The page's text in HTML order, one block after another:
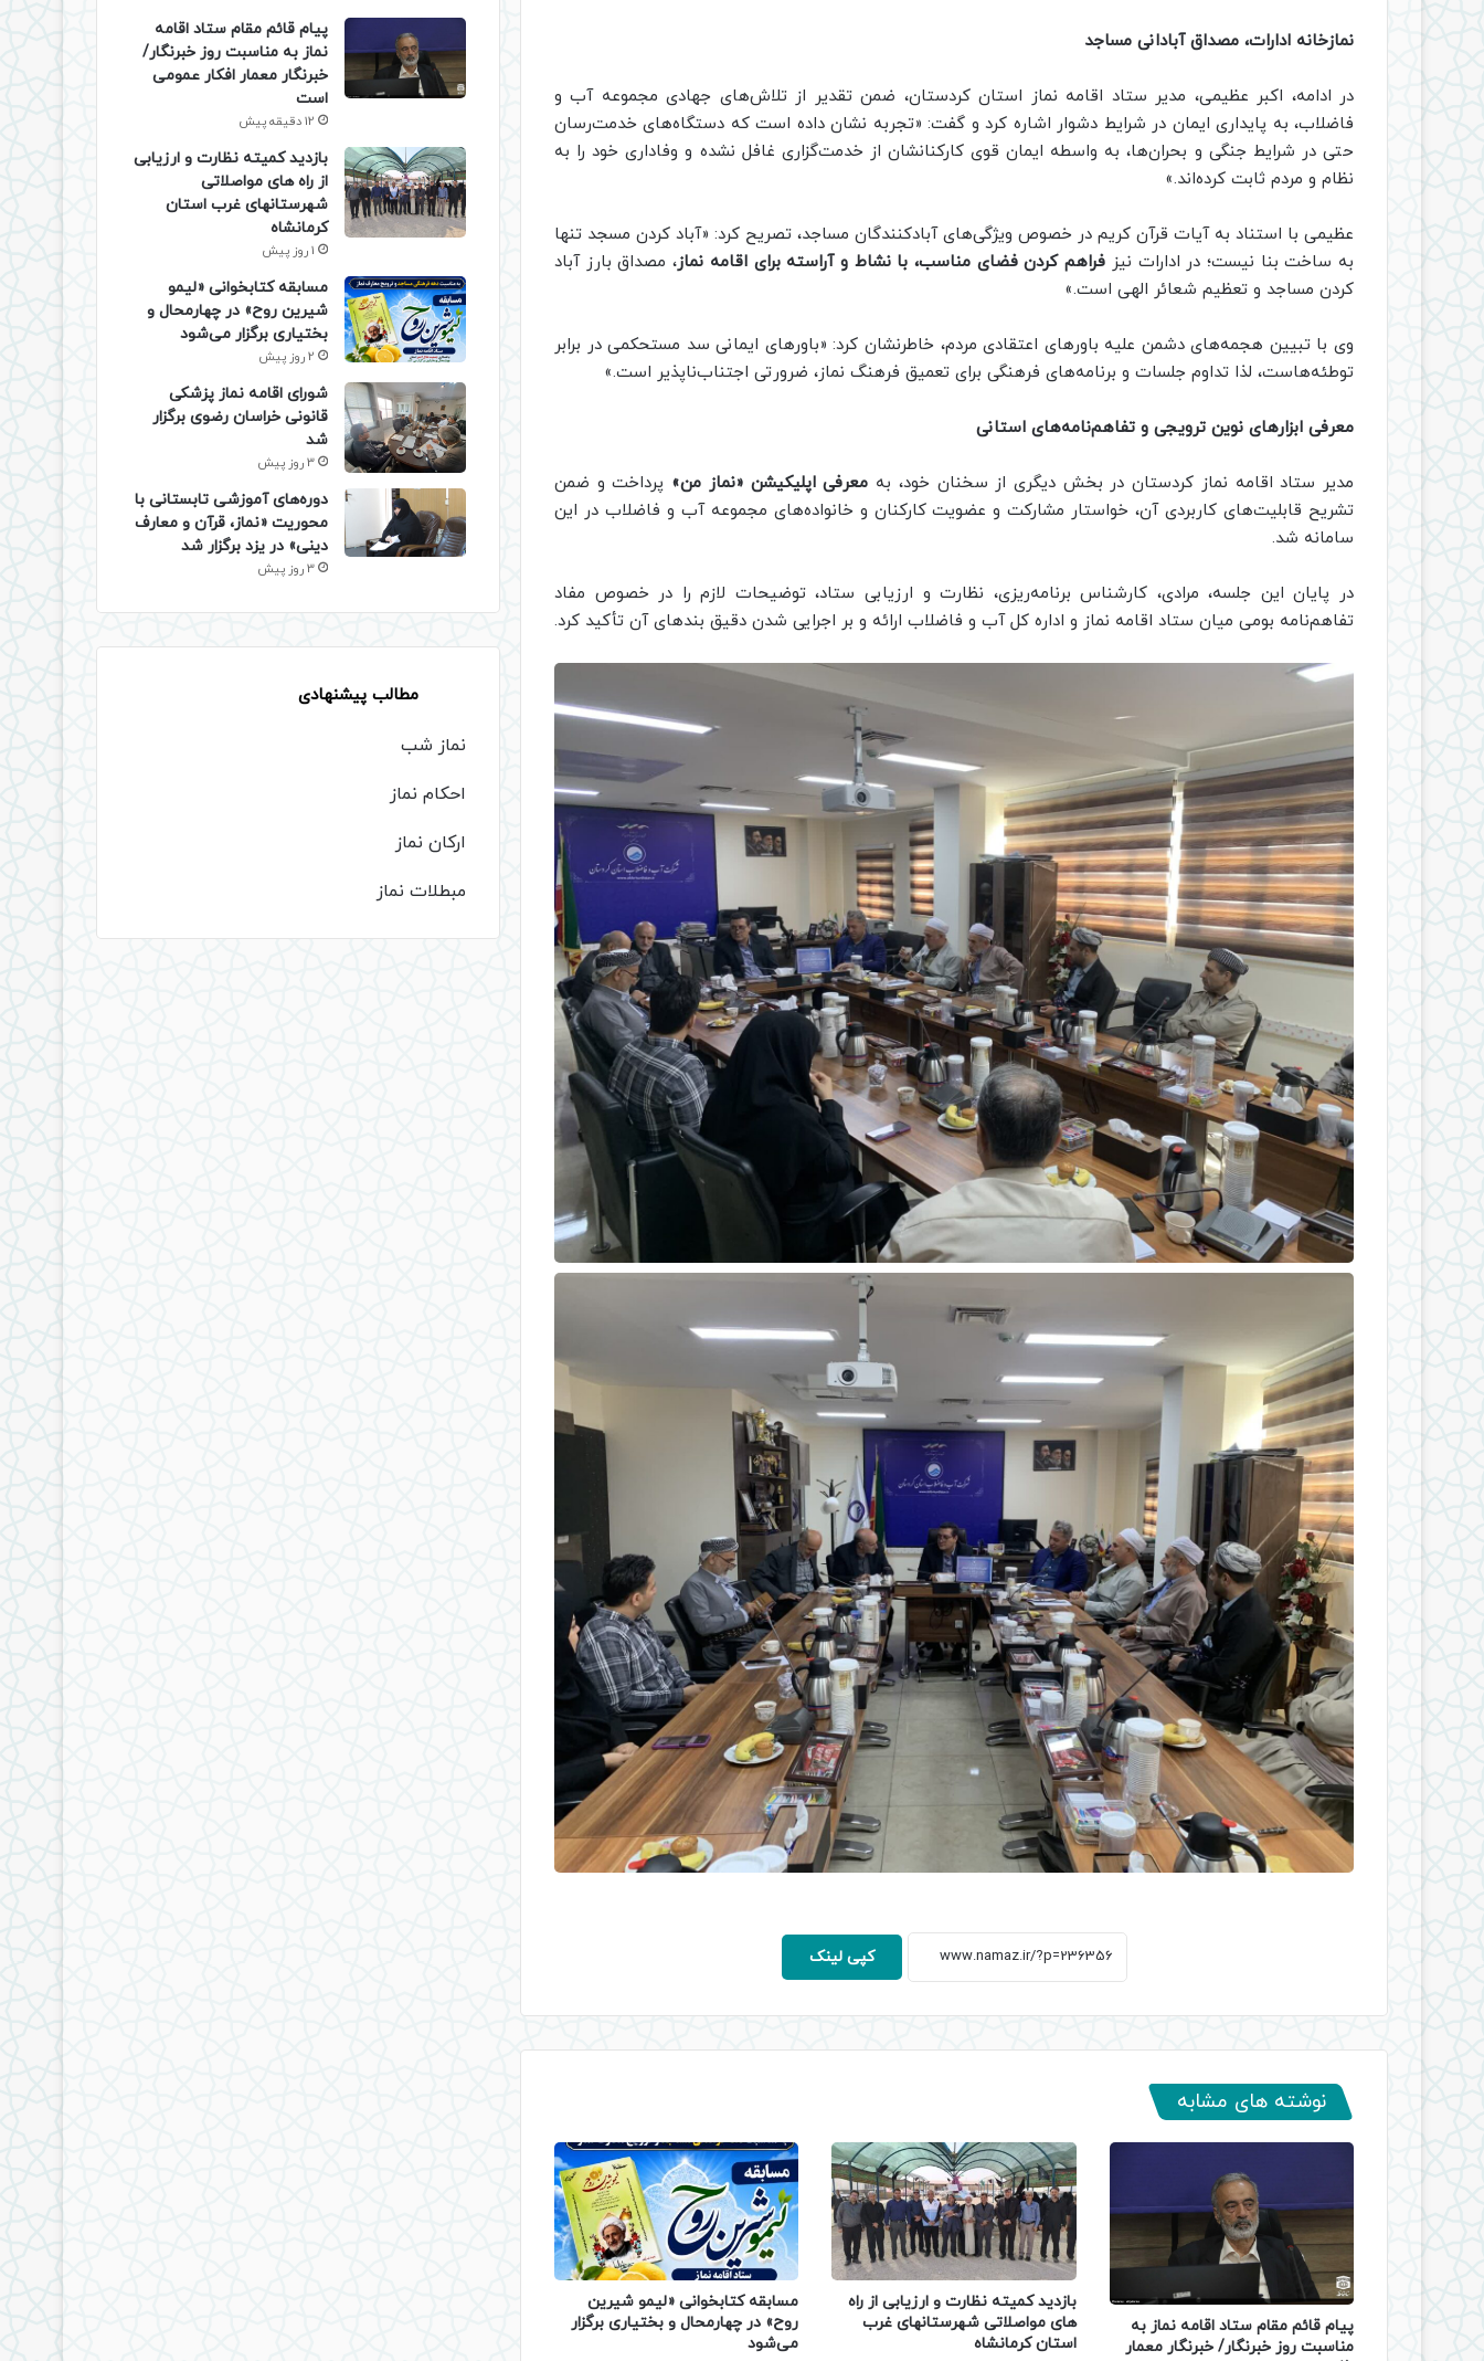
نمازخانه ادارات، مصداق آبادانی مساجد
در ادامه، اکبر عظیمی، مدیر ستاد اقامه نماز استان کردستان، ضمن تقدیر از تلاش‌های جهادی مجموعه آب و
فاضلاب، به پایداری ایمان در شرایط دشوار اشاره کرد و گفت: «تجربه نشان داده است که دستگاه‌های خدمت‌رسان
حتی در شرایط جنگی و بحران‌ها، به واسطه ایمان قوی کارکنانشان از خدمت‌گزاری غافل نشده و وفاداری خود را به
نظام و مردم ثابت کرده‌اند.»
عظیمی با استناد به آیات قرآن کریم در خصوص ویژگی‌های آبادکنندگان مساجد، تصریح کرد: «آباد کردن مسجد تنها
به ساخت بنا نیست؛ در ادارات نیز فراهم کردن فضای مناسب، با نشاط و آراسته برای اقامه نماز، مصداق بارز آباد
کردن مساجد و تعظیم شعائر الهی است.»
وی با تبیین هجمه‌های دشمن علیه باورهای اعتقادی مردم، خاطرنشان کرد: «باورهای ایمانی سد مستحکمی در برابر
توطئه‌هاست، لذا تداوم جلسات و برنامه‌های فرهنگی برای تعمیق فرهنگ نماز، ضرورتی اجتناب‌ناپذیر است.»
معرفی ابزارهای نوین ترویجی و تفاهم‌نامه‌های استانی
مدیر ستاد اقامه نماز کردستان در بخش دیگری از سخنان خود، به معرفی اپلیکیشن «نماز من» پرداخت و ضمن
تشریح قابلیت‌های کاربردی آن، خواستار مشارکت و عضویت کارکنان و خانواده‌های مجموعه آب و فاضلاب در این
سامانه شد.
در پایان این جلسه، مرادی، کارشناس برنامه‌ریزی، نظارت و ارزیابی ستاد، توضیحات لازم را در خصوص مفاد
تفاهم‌نامه بومی میان ستاد اقامه نماز و اداره کل آب و فاضلاب ارائه و بر اجرایی شدن دقیق بندهای آن تأکید کرد.
کپی لینک
نوشته های مشابه
پیام قائم مقام ستاد اقامه نماز به
مناسبت روز خبرنگار/ خبرنگار معمار
بازدید کمیته نظارت و ارزیابی از راه
های مواصلاتی شهرستانهای غرب
استان کرمانشاه
مسابقه کتابخوانی «لیمو شیرین
روح» در چهارمحال و بختیاری برگزار
می‌شود
پیام قائم مقام ستاد اقامه
نماز به مناسبت روز خبرنگار/
خبرنگار معمار افکار عمومی
است
12 دقیقه پیش
بازدید کمیته نظارت و ارزیابی
از راه های مواصلاتی
شهرستانهای غرب استان
کرمانشاه
1 روز پیش
مسابقه کتابخوانی «لیمو
شیرین روح» در چهارمحال و
بختیاری برگزار می‌شود
2 روز پیش
شورای اقامه نماز پزشکی
قانونی خراسان رضوی برگزار
شد
3 روز پیش
دوره‌های آموزشی تابستانی با
محوریت «نماز، قرآن و معارف
دینی» در یزد برگزار شد
3 روز پیش
مطالب پیشنهادی
نماز شب
احکام نماز
ارکان نماز
مبطلات نماز